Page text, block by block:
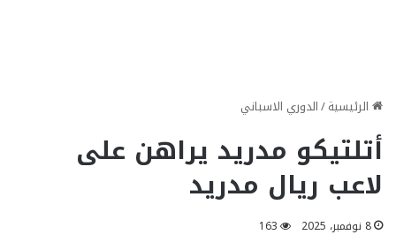
الرئيسية/الدوري الاسباني
أتلتيكو مدريد يراهن على
لاعب ريال مدريد
8 نوفمبر، 2025 163